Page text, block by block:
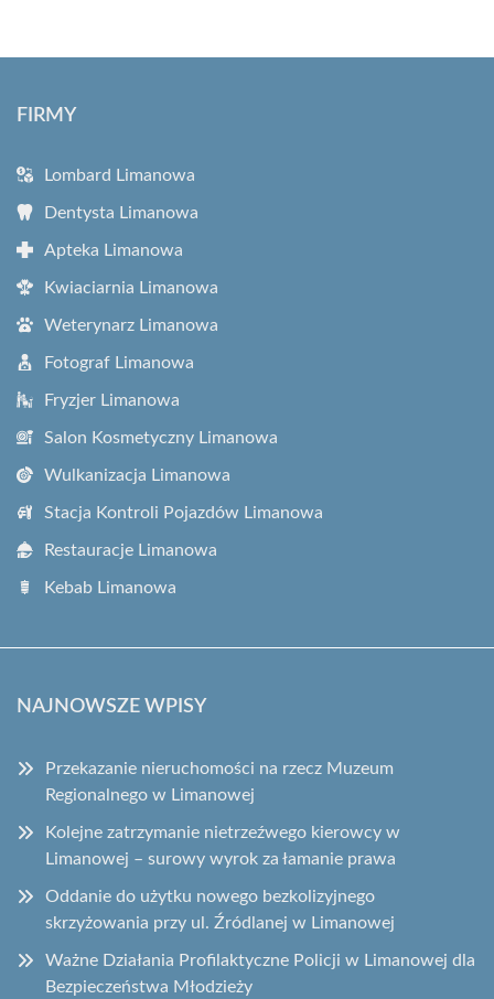
FIRMY
Lombard Limanowa
Dentysta Limanowa
Apteka Limanowa
Kwiaciarnia Limanowa
Weterynarz Limanowa
Fotograf Limanowa
Fryzjer Limanowa
Salon Kosmetyczny Limanowa
Wulkanizacja Limanowa
Stacja Kontroli Pojazdów Limanowa
Restauracje Limanowa
Kebab Limanowa
NAJNOWSZE WPISY
Przekazanie nieruchomości na rzecz Muzeum
Regionalnego w Limanowej
Kolejne zatrzymanie nietrzeźwego kierowcy w
Limanowej – surowy wyrok za łamanie prawa
Oddanie do użytku nowego bezkolizyjnego
skrzyżowania przy ul. Źródlanej w Limanowej
Ważne Działania Profilaktyczne Policji w Limanowej dla
Bezpieczeństwa Młodzieży